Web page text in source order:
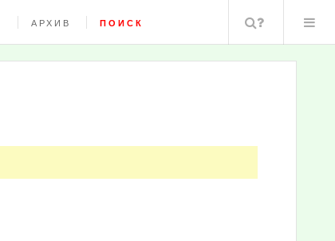
АРХИВ ПОИСК Поиск